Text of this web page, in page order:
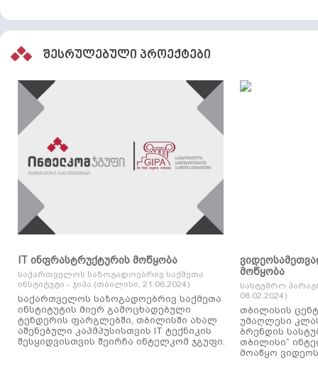
შესრულებული პროექტები
IT ინფრასტრუქტურის მოწყობა
საქართველოს საზოგადოებრივ საქმეთა
ინსტიტუტი - ჯიპა (თბილისი, 21.06.2024)
საქართველოს საზოგადოებრივ საქმეთა
ინსტიტუტის მიერ გამოცხადებული
ტენდერის ფარგლებში, თბილისში ახალ
აშენებული კაპმპუსისთვის IT ტექნიკის
შესყიდვისთვის შეირჩა ინტელკომ ჯგუფი.
მოწყობა
სასტუმრო
08.02.2024)
თბილისის
უმაღლესი
ბრენდის
თბილისი“
მოაწყო